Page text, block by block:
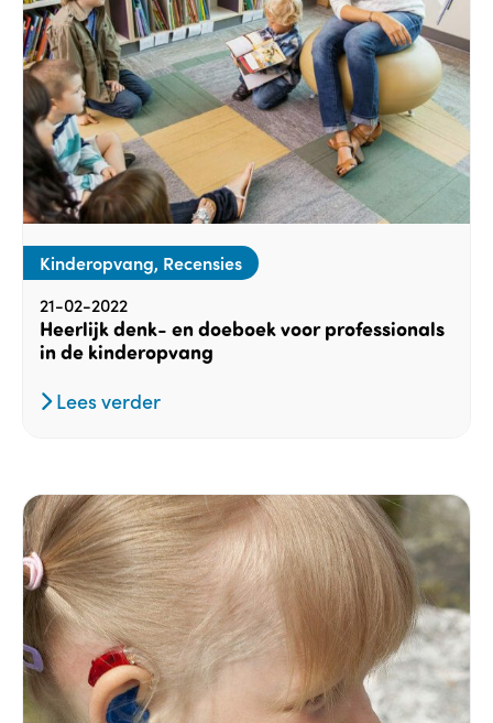
Kinderopvang, Recensies
21-02-2022
Heerlijk denk- en doeboek voor professionals
in de kinderopvang
Lees verder